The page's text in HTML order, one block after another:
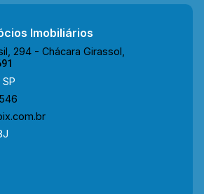
com a Droga Raia, os
São Vicente e Supermercados
Academia Skyfit, além de
UNISAL, proporcionando
WhatsApp e Telefone: (19)
Imobiliários
294 - Chácara Girassol,